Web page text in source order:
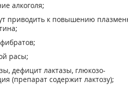
алкоголя;
приводить к повышению
расы;
дефицит лактазы, глюкозо-
(препарат содержит лактозу);